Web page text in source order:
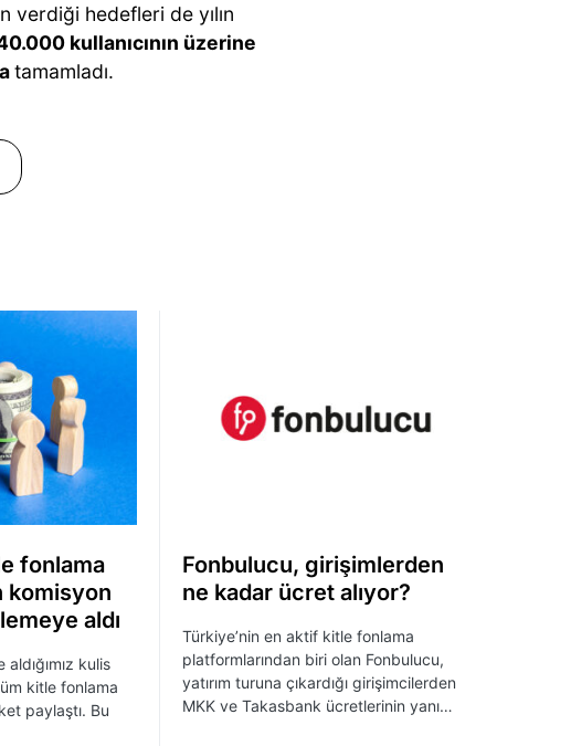
verdiği hedefleri de yılın
kullanıcının üzerine
tamamladı.
fonlama
komisyon
aldı
kulis
kitle fonlama
paylaştı. Bu
Fonbulucu, girişimlerden
ne kadar ücret alıyor?
Türkiye’nin en aktif kitle fonlama
platformlarından biri olan Fonbulucu,
yatırım turuna çıkardığı girişimcilerden
MKK ve Takasbank ücretlerinin yanı…